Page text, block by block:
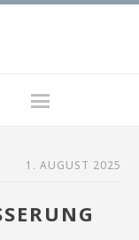
1. AUGUST 2025